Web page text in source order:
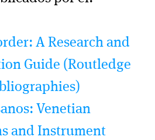
A Research and
Guide (Routledge
Venetian
and Instrument